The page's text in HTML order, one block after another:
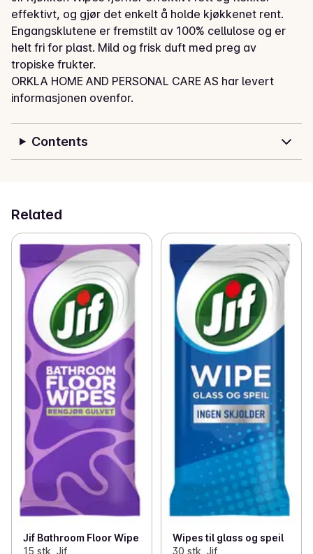
effektivt, og gjør det enkelt å holde kjøkkenet rent.
Engangsklutene er fremstilt av 100% cellulose og er
helt fri for plast. Mild og frisk duft med preg av
tropiske frukter.
ORKLA HOME AND PERSONAL CARE AS har levert
informasjonen ovenfor.
Contents
Related
Jif Bathroom Floor Wipe
15 stk, Jif
Wipes til glass og speil
30 stk, Jif